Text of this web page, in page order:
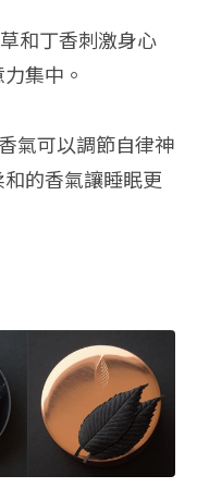
和丁香刺激身心
集中。
氣可以調節自律神
的香氣讓睡眠更